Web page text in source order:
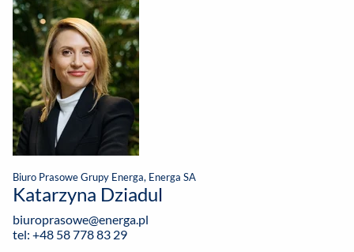
Biuro Prasowe Grupy Energa, Energa SA
Katarzyna Dziadul
biuroprasowe@energa.pl
tel: +48 58 778 83 29